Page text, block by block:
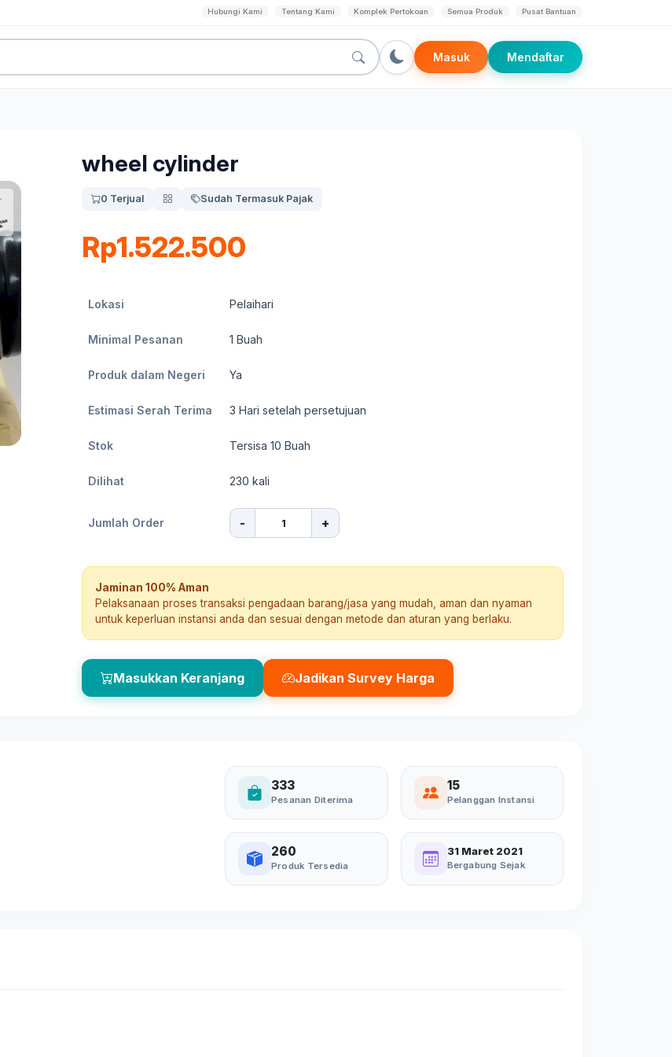
Hubungi Kami Tentang Kami Komplek Pertokoan Semua Produk Pusat Bantuan
Masuk Mendaftar
wheel cylinder
0 Terjual Sudah Termasuk Pajak
Rp1.522.500
Lokasi Pelaihari
Minimal Pesanan 1 Buah
Produk dalam Negeri Ya
Estimasi Serah Terima 3 Hari setelah persetujuan
Stok Tersisa 10 Buah
Dilihat 230 kali
Jumlah Order - +
Jaminan 100% Aman
Pelaksanaan proses transaksi pengadaan barang/jasa yang mudah, aman dan nyaman
untuk keperluan instansi anda dan sesuai dengan metode dan aturan yang berlaku.
Masukkan Keranjang Jadikan Survey Harga
333
Pesanan Diterima
15
Pelanggan Instansi
260
Produk Tersedia
31 Maret 2021
Bergabung Sejak